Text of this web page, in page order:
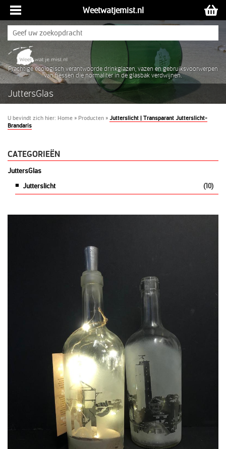
Weetwatjemist.nl
Prachtige ecologisch verantwoorde drinkglazen, vazen en gebruiksvoorwerpen
van flessen die normaliter in de glasbak verdwijnen.
JuttersGlas
U bevindt zich hier: Home » Producten » Jutterslicht | Transparant Jutterslicht-
Brandaris
CATEGORIEËN
JuttersGlas
Jutterslicht
(10)